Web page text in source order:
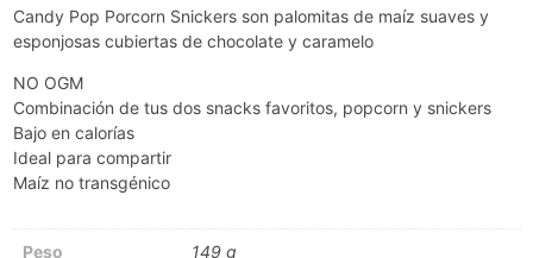
Candy Pop Porcorn Snickers son palomitas de maíz suaves y
esponjosas cubiertas de chocolate y caramelo
NO OGM
Combinación de tus dos snacks favoritos, popcorn y snickers
Bajo en calorías
Ideal para compartir
Maíz no transgénico
Peso 149 g